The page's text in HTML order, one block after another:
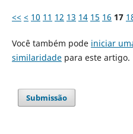
<< < 10 11 12 13 14 15 16 17
Você também pode iniciar
similaridadepara este artigo.
Submissão